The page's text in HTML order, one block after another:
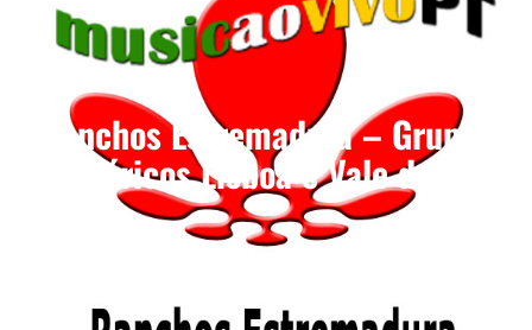
Ranchos Estremadura – Grupos
Folclóricos Lisboa e Vale do Tejo